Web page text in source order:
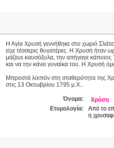
Η Αγία Χρυσή γεννήθηκε στο χωριό
είχε τέσσερις θυγατέρες. Η Χρυσή ήταν
μάζευε καυσόξυλα, την απήγαγε κάποιος
και να την κάνει γυναίκα του. Η Χρυσή
Μπροστά λοιπόν στη σταθερότητα της
στις 13 Οκτωβρίου 1795 μ.Χ..
Όνομα:
Χρύση
Ετυμολογία:
Από το
η